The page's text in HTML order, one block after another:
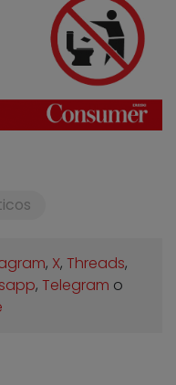
, X, Threads,
, Telegram o